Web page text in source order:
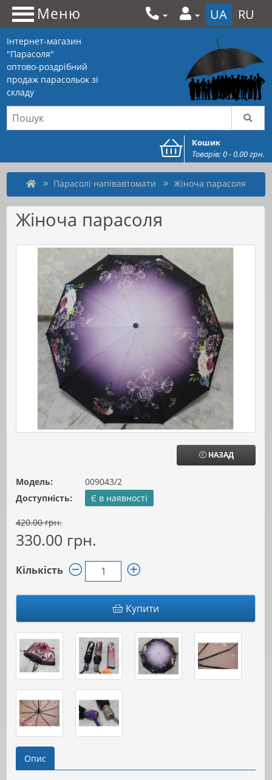
Меню UA RU
Інтернет-магазин
"Парасоля"
оптово-роздрібний
продаж парасольок зі
складу
Кошик
Товарів: 0 - 0.00 грн.
Парасолі напівавтомати Жіноча парасоля
Жіноча парасоля
НАЗАД
Модель:
009043/2
Доступність:
Є в наявності
420.00 грн.
330.00 грн.
Кількість
Купити
Опис